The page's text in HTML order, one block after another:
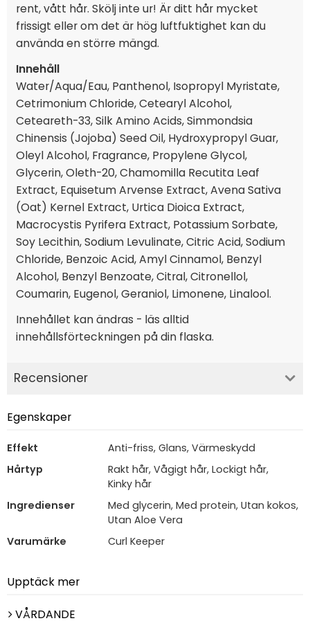
rent, vått hår. Skölj inte ur! Är ditt hår mycket
frissigt eller om det är hög luftfuktighet kan du
använda en större mängd.
Innehåll
Water/Aqua/Eau, Panthenol, Isopropyl Myristate,
Cetrimonium Chloride, Cetearyl Alcohol,
Ceteareth-33, Silk Amino Acids, Simmondsia
Chinensis (Jojoba) Seed Oil, Hydroxypropyl Guar,
Oleyl Alcohol, Fragrance, Propylene Glycol,
Glycerin, Oleth-20, Chamomilla Recutita Leaf
Extract, Equisetum Arvense Extract, Avena Sativa
(Oat) Kernel Extract, Urtica Dioica Extract,
Macrocystis Pyrifera Extract, Potassium Sorbate,
Soy Lecithin, Sodium Levulinate, Citric Acid, Sodium
Chloride, Benzoic Acid, Amyl Cinnamol, Benzyl
Alcohol, Benzyl Benzoate, Citral, Citronellol,
Coumarin, Eugenol, Geraniol, Limonene, Linalool.
Innehållet kan ändras - läs alltid
innehållsförteckningen på din flaska.
Recensioner
Egenskaper
Effekt
Anti-friss, Glans, Värmeskydd
Hårtyp
Rakt hår, Vågigt hår, Lockigt hår,
Kinky hår
Ingredienser
Med glycerin, Med protein, Utan kokos,
Utan Aloe Vera
Varumärke
Curl Keeper
Upptäck mer
VÅRDANDE